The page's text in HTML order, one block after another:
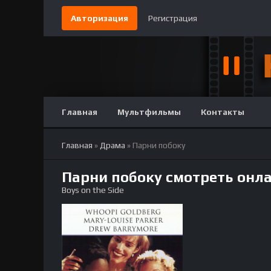
Авторизация Регистрация
Главная Мультфильмы Контакты
Главная » Драма » Парни побоку
Парни побоку смотреть
Boys on the Side